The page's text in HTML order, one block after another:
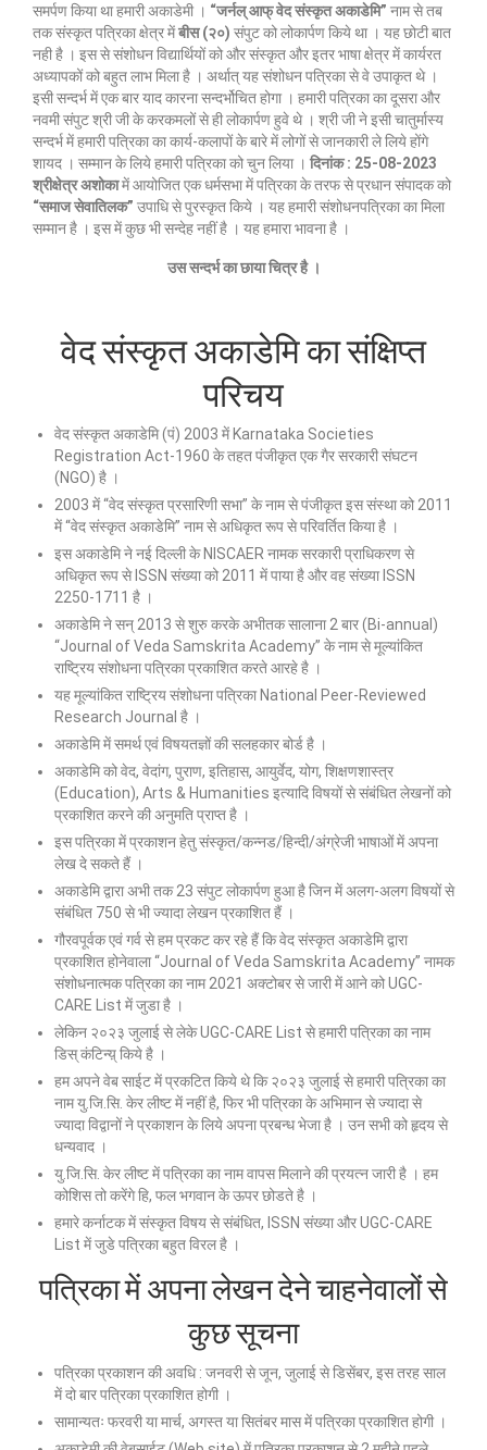
समर्पण किया था हमारी अकाडेमी । “जर्नल्आफ्वेदसंस्कृतअकाडेमि” नाम से तब
तक संस्कृत पत्रिका क्षेत्र मेंबीस(२०) संपुट को लोकार्पण किये था । यह छोटी बात
नही है । इस से संशोधन विद्यार्थियों को और संस्कृत और इतर भाषा क्षेत्र में कार्यरत
अध्यापकों को बहुत लाभ मिला है । अर्थात् यह संशोधन पत्रिका से वे उपाकृत थे ।
इसी सन्दर्भ में एक बार याद कारना सन्दर्भोचित होगा । हमारी पत्रिका का दूसरा और
नवमी संपुट श्री जी के करकमलों से ही लोकार्पण हुवे थे । श्री जी ने इसी चातुर्मास्य
सन्दर्भ में हमारी पत्रिका का कार्य-कलापों के बारे में लोगों से जानकारी ले लिये होंगे
शायद । सम्मान के लिये हमारी पत्रिका को चुन लिया । दिनांक: 25-08-2023
श्रीक्षेत्रअशोकामें आयोजित एक धर्मसभा में पत्रिका के तरफ से प्रधान संपादक को
“समाजसेवातिलक” उपाधि से पुरस्कृत किये । यह हमारी संशोधनपत्रिका का मिला
सम्मान है । इस में कुछ भी सन्देह नहीं है । यह हमारा भावना है ।
उस सन्दर्भ का छाया चित्र है ।
वेद संस्कृत अकाडेमि का संक्षिप्त
परिचय
वेद संस्कृत अकाडेमि (पं) 2003 में Karnataka Societies
Registration Act-1960 के तहत पंजीकृत एक गैर सरकारी संघटन
(NGO) है ।
2003 में “वेद संस्कृत प्रसारिणी सभा” के नाम से पंजीकृत इस संस्था को 2011
में “वेद संस्कृत अकाडेमि” नाम से अधिकृत रूप से परिवर्तित किया है ।
इस अकाडेमि ने नई दिल्ली के NISCAER नामक सरकारी प्राधिकरण से
अधिकृत रूप से ISSN संख्या को 2011 में पाया है और वह संख्या ISSN
2250-1711 है ।
अकाडेमि ने सन् 2013 से शुरु करके अभीतक सालाना 2 बार (Bi-annual)
“Journal of Veda Samskrita Academy” के नाम से मूल्यांकित
राष्ट्रिय संशोधना पत्रिका प्रकाशित करते आरहे है ।
यह मूल्यांकित राष्ट्रिय संशोधना पत्रिका National Peer-Reviewed
Research Journal है ।
अकाडेमि में समर्थ एवं विषयतज्ञों की सलहकार बोर्ड है ।
अकाडेमि को वेद, वेदांग, पुराण, इतिहास, आयुर्वेद, योग, शिक्षणशास्त्र
(Education), Arts & Humanities इत्यादि विषयों से संबंधित लेखनों को
प्रकाशित करने की अनुमति प्राप्त है ।
इस पत्रिका में प्रकाशन हेतु संस्कृत/कन्नड/हिन्दी/अंग्रेजी भाषाओं में अपना
लेख दे सकते हैं ।
अकाडेमि द्वारा अभी तक 23 संपुट लोकार्पण हुआ है जिन में अलग-अलग विषयों से
संबंधित 750 से भी ज्यादा लेखन प्रकाशित हैं ।
गौरवपूर्वक एवं गर्व से हम प्रकट कर रहे हैं कि वेद संस्कृत अकाडेमि द्वारा
प्रकाशित होनेवाला “Journal of Veda Samskrita Academy” नामक
संशोधनात्मक पत्रिका का नाम 2021 अक्टोबर से जारी में आने को UGC-
CARE List में जुडा है ।
लेकिन २०२३ जुलाई से लेके UGC-CARE List से हमारी पत्रिका का नाम
डिस् कंटिन्य़् किये है ।
हम अपने वेब साईट में प्रकटित किये थे कि २०२३ जुलाई से हमारी पत्रिका का
नाम यु.जि.सि. केर लीष्ट में नहीं है, फिर भी पत्रिका के अभिमान से ज्यादा से
ज्यादा विद्वानों ने प्रकाशन के लिये अपना प्रबन्ध भेजा है । उन सभी को हृदय से
धन्यवाद ।
यु.जि.सि. केर लीष्ट में पत्रिका का नाम वापस मिलाने की प्रयत्न जारी है । हम
कोशिस तो करेंगे हि, फल भगवान के ऊपर छोडते है ।
हमारे कर्नाटक में संस्कृत विषय से संबंधित, ISSN संख्या और UGC-CARE
List में जुडे पत्रिका बहुत विरल है ।
पत्रिका में अपना लेखन देने चाहनेवालों से
कुछ सूचना
पत्रिका प्रकाशन की अवधि : जनवरी से जून, जुलाई से डिसेंबर, इस तरह साल
में दो बार पत्रिका प्रकाशित होगी ।
सामान्यतः फरवरी या मार्च, अगस्त या सितंबर मास में पत्रिका प्रकाशित होगी ।